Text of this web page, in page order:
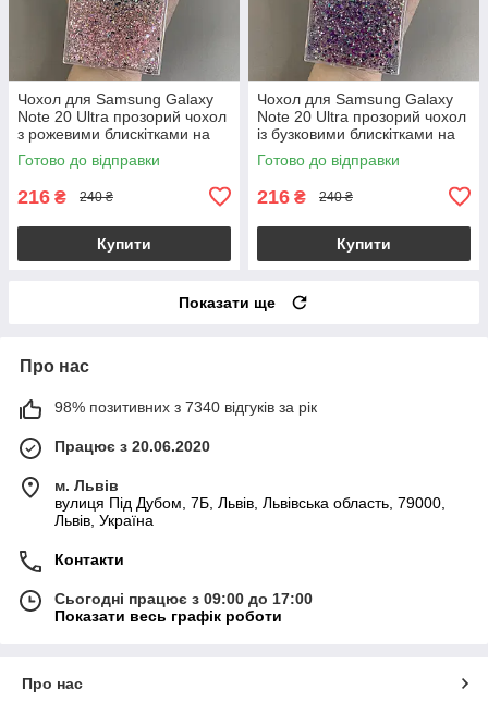
Чохол для Samsung Galaxy
Note 20 Ultra прозорий чохол
з рожевими блискітками на
самсунг нот 20 ультра q08u
Готово до відправки
216 ₴ 240 ₴
Купити
Чохол для Samsung Galaxy
Note 20 Ultra прозорий чохол
із бузковими блискітками на
самсунг нот 20 ультра q08u
Готово до відправки
216 ₴ 240 ₴
Купити
Показати ще
Про нас
98% позитивних з 7340 відгуків за рік
Працює з 20.06.2020
м. Львів
вулиця Під Дубом, 7Б, Львів, Львівська область, 79000,
Львів, Україна
Контакти
Сьогодні працює з 09:00 до 17:00
Показати весь графік роботи
Про нас